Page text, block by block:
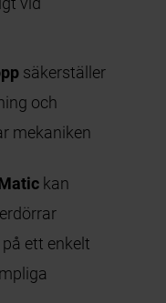
säkerställer
och
mekaniken
kan
ett enkelt